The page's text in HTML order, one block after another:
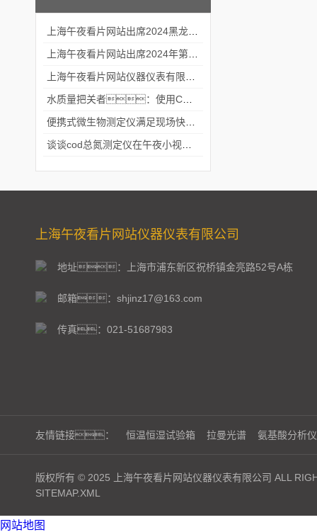
上海午夜看片网站仪器仪表有限公司
地址：上海市浦东新区祝桥镇金亮路52号A栋
邮箱：shjinz17@163.com
传真：021-51687983
友情链接： 恒温恒湿试验箱 拉曼光谱 氨基酸分析仪
版权所有 © 2025 上海午夜看片网站仪器仪表有限公司 ALL
SITEMAP.XML
网站地图